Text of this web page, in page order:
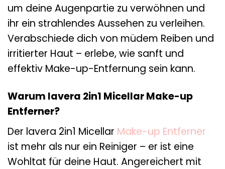
um deine Augenpartie zu verwöhnen und
ihr ein strahlendes Aussehen zu verleihen.
Verabschiede dich von müdem Reiben und
irritierter Haut – erlebe, wie sanft und
effektiv Make-up-Entfernung sein kann.
Warum lavera 2in1 Micellar Make-up
Entferner?
Der lavera 2in1 Micellar Make-up Entferner
ist mehr als nur ein Reiniger – er ist eine
Wohltat für deine Haut. Angereichert mit